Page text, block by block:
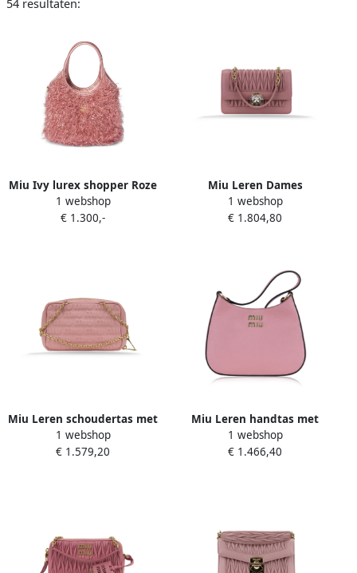
54 resultaten:
Miu Ivy lurex shopper Roze
1 webshop
€ 1.300,-
Miu Leren Dames
Schoudertas met Envelop
Zakken Pink Dames
1 webshop
€ 1.804,80
Miu Leren schoudertas met
reliëf motief Pink Dames
1 webshop
€ 1.579,20
Miu Leren handtas met
magnetische knoop Pink
Dames
1 webshop
€ 1.466,40